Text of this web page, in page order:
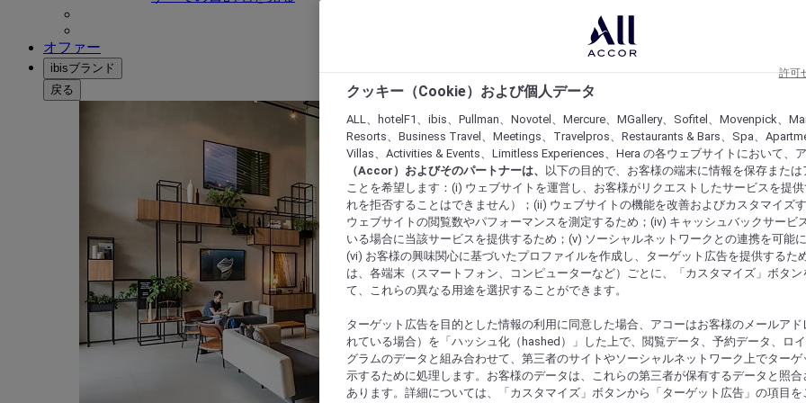
オファー
ibisブランド
戻る
クッキー（Cookie）および個人データ
ALL、hotelF1、ibis、Pullman、Novotel、Mercure、MGallery、Sofitel、Movenpick、
Resorts、Business Travel、Meetings、Travelpros、Restaurants & Bars、Spa、
Villas、Activities & Events、Limitless Experiences、Hera の各ウェブサイトにおいて、
（Accor）およびそのパートナーは、
以下の目的で、お客様の端末に情報を保存また
ことを希望します：(i) ウェブサイトを運営し、お客様がリクエストしたサービスを提
れを拒否することはできません）；(ii) ウェブサイトの機能を改善およびカスタマイズ
ウェブサイトの閲覧数やパフォーマンスを測定するため；(iv) キャッシュバックサービ
いる場合に当該サービスを提供するため；(v) ソーシャルネットワークとの連携を可能
(vi) お客様の興味関心に基づいたプロファイルを作成し、ターゲット広告を提供するた
は、各端末（スマートフォン、コンピューターなど）ごとに、「カスタマイズ」ボタ
て、これらの異なる用途を選択することができます。
ターゲット広告を目的とした情報の利用に同意した場合、アコーはお客様のメールア
れている場合）を「ハッシュ化（hashed）」した上で、閲覧データ、予約データ、ロ
グラムのデータと組み合わせて、第三者のサイトやソーシャルネットワーク上でター
示するために処理します。お客様のデータは、これらの第三者が保有するデータと照合
あります。詳細については、「カスタマイズ」ボタンから「ターゲット広告」の項目を
許可